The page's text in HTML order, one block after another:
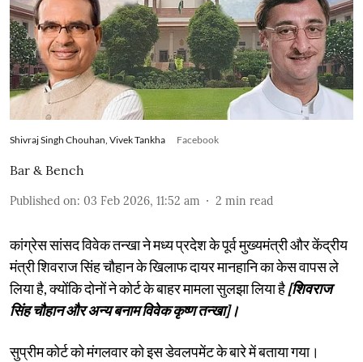
Shivraj Singh Chouhan, Vivek Tankha Facebook
Bar & Bench
Published on: 03 Feb 2026, 11:52 am 2 min read
कांग्रेस सांसद विवेक तन्खा ने मध्य प्रदेश के पूर्व मुख्यमंत्री और केंद्रीय
मंत्री शिवराज सिंह चौहान के खिलाफ दायर मानहानि का केस वापस ले
लिया है, क्योंकि दोनों ने कोर्ट के बाहर मामला सुलझा लिया है[शिवराज
सिंह चौहान और अन्य बनाम विवेक कृष्ण तन्खा]।
सुप्रीम कोर्ट को मंगलवार को इस डेवलपमेंट के बारे में बताया गया।